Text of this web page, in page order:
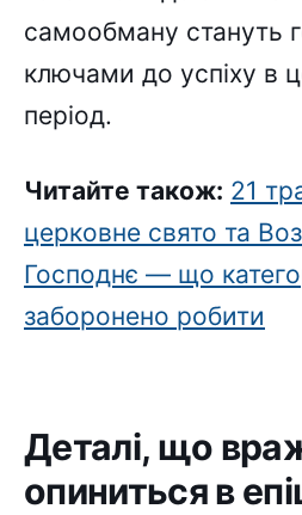
самообману стануть
ключами до успіху в
період.
Читайте також: 21
церковне свято та
Господнє — що
заборонено робити
Деталі, що
опиниться в